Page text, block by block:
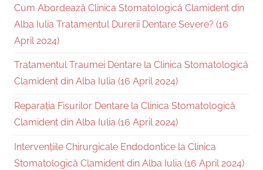
Cum Abordează Clinica Stomatologică Clamident din
Alba Iulia Tratamentul Durerii Dentare Severe? (16
April 2024)
Tratamentul Traumei Dentare la Clinica Stomatologică
Clamident din Alba Iulia (16 April 2024)
Reparația Fisurilor Dentare la Clinica Stomatologică
Clamident din Alba Iulia (16 April 2024)
Intervențiile Chirurgicale Endodontice la Clinica
Stomatologică Clamident din Alba Iulia (16 April 2024)